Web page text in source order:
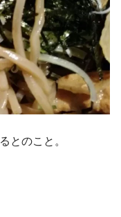
とのこと。